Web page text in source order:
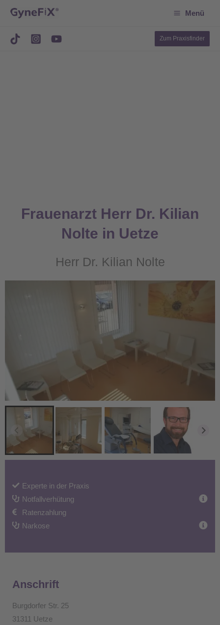
springen
Menü
Zum Praxisfinder
Frauenarzt Herr Dr. Kilian
Nolte in Uetze
Herr Dr. Kilian Nolte
Experte in der Praxis
Notfallverhütung
Ratenzahlung
Narkose
Anschrift
Burgdorfer Str. 25
31311 Uetze